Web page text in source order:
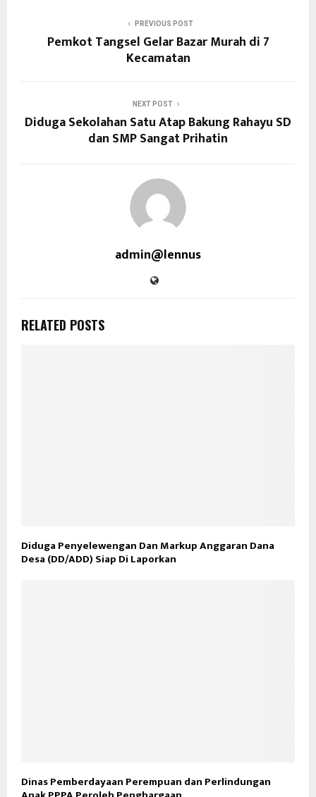
PREVIOUS POST
Pemkot Tangsel Gelar Bazar Murah di 7
Kecamatan
NEXT POST
Diduga Sekolahan Satu Atap Bakung Rahayu SD
dan SMP Sangat Prihatin
admin@lennus
RELATED POSTS
Diduga Penyelewengan Dan Markup Anggaran Dana
Desa (DD/ADD) Siap Di Laporkan
Dinas Pemberdayaan Perempuan dan Perlindungan